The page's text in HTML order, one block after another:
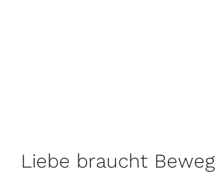
Liebe braucht